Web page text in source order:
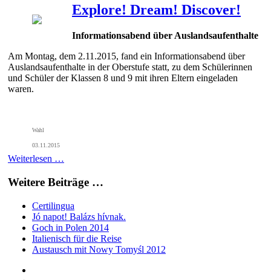
Explore! Dream! Discover!
Informationsabend über Auslandsaufenthalte
Am Montag, dem 2.11.2015, fand ein Informationsabend über
Auslandsaufenthalte in der Oberstufe statt, zu dem Schülerinnen
und Schüler der Klassen 8 und 9 mit ihren Eltern eingeladen
waren.
Wahl
03.11.2015
Weiterlesen …
Weitere Beiträge …
Certilingua
Jó napot! Balázs hívnak.
Goch in Polen 2014
Italienisch für die Reise
Austausch mit Nowy Tomyśl 2012